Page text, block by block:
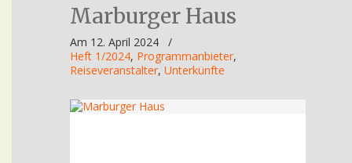
Marburger Haus
Am 12. April 2024
/
Heft 1/2024, Programmanbieter,
Reiseveranstalter, Unterkünfte